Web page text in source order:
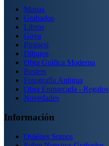
Mapas
Grabados
Libros
Goya
Piranesi
Dibujos
Obra Gráfica Moderna
Posters
Fotografía Antigua
Obra Enmarcada - Regalos
Novedades
Información
Quiénes Somos